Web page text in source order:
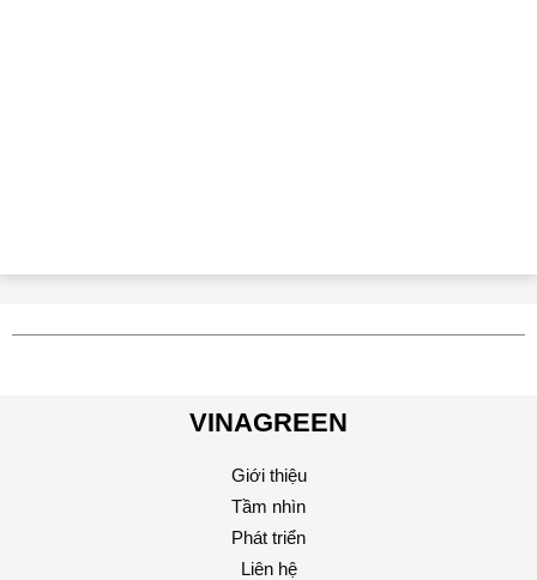
VINAGREEN
Giới thiệu
Tầm nhìn
Phát triển
Liên hệ